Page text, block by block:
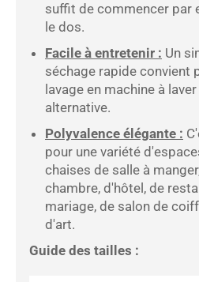
suffit de commencer par
le dos.
Facile à entretenir : Un
séchage rapide convient
lavage en machine à
alternative.
Polyvalence élégante :
pour une variété
chaises de salle à
chambre, d'hôtel, de
mariage, de salon de
d'art.
Guide des tailles :